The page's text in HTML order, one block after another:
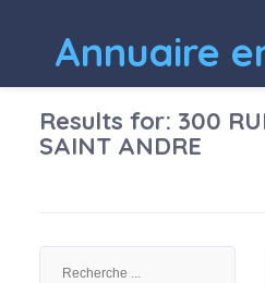
Annuaire
Results for: 300
SAINT ANDRE